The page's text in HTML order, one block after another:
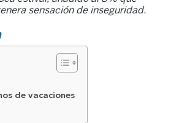
sensación de inseguridad.
de vacaciones